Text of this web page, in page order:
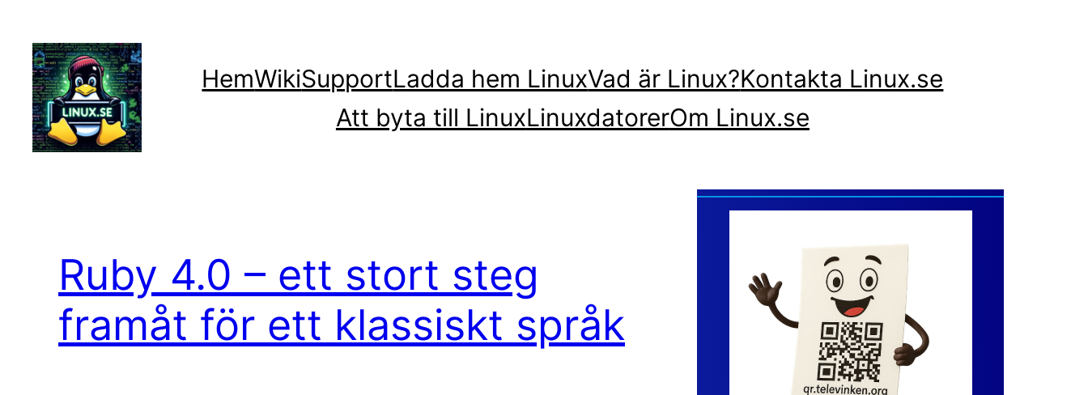
innehåll
HemWikiSupportLadda hem LinuxVad är Linux?Kontakta Linux.se
Att byta till LinuxLinuxdatorerOm Linux.se
Ruby 4.0 – ett stort steg
framåt för ett klassiskt språk